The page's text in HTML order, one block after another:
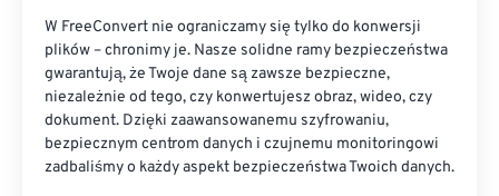
W FreeConvert nie ograniczamy się tylko do konwersji
plików – chronimy je. Nasze solidne ramy bezpieczeństwa
gwarantują, że Twoje dane są zawsze bezpieczne,
niezależnie od tego, czy konwertujesz obraz, wideo, czy
dokument. Dzięki zaawansowanemu szyfrowaniu,
bezpiecznym centrom danych i czujnemu monitoringowi
zadbaliśmy o każdy aspekt bezpieczeństwa Twoich danych.